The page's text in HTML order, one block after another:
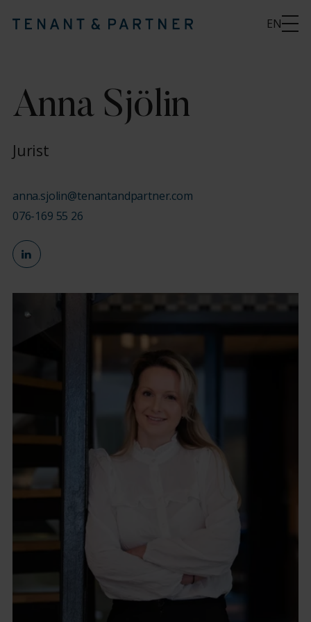
EN
Anna Sjölin
Jurist
anna.sjolin@tenantandpartner.com
076-169 55 26